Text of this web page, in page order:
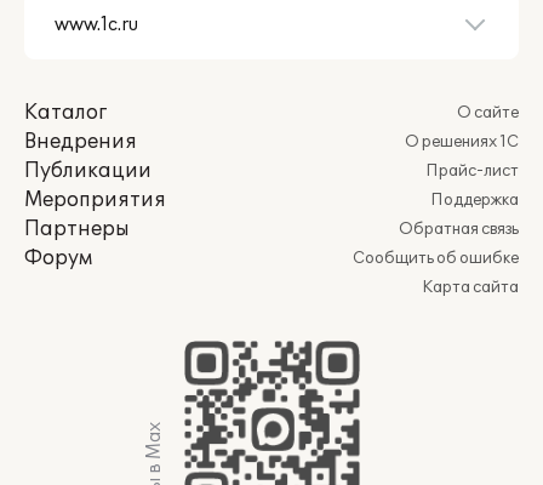
Каталог
Внедрения
Публикации
Мероприятия
Партнеры
Форум
О сайте
О решениях 1С
Прайс-лист
Поддержка
Обратная связь
Сообщить об ошибке
Карта сайта
Мы в Max